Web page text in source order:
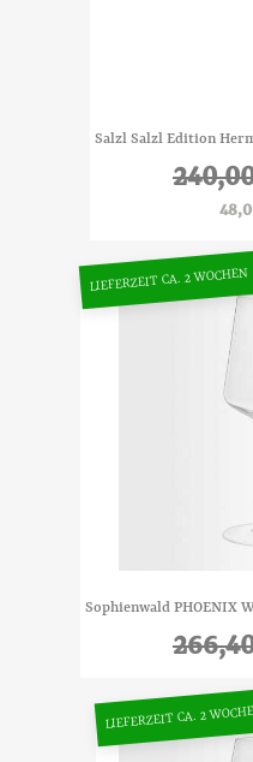
Salzl Salzl Edition
Sophienwald PHOENIX
LIEFERZEIT CA. 2 WOCHEN
LIEFERZEIT CA. 2